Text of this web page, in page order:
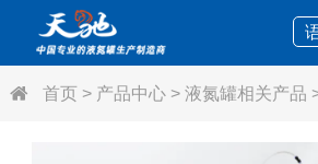
首页> 产品中心> 液氮罐相关产品